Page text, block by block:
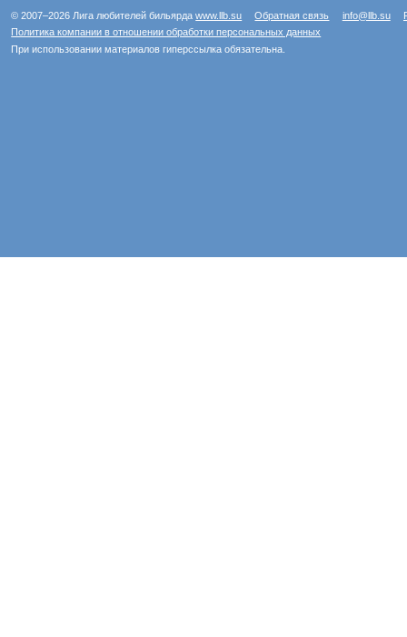
© 2007–2026 Лига любителей бильярдаwww.llb.su Обратная связь info@llb.su
Политика компании в отношении обработки персональных данных
При использовании материалов гиперссылка обязательна.